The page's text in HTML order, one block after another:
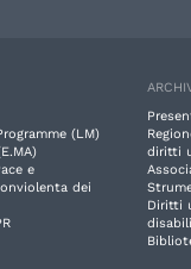
(LM)
e
dei
diritti
Diritti